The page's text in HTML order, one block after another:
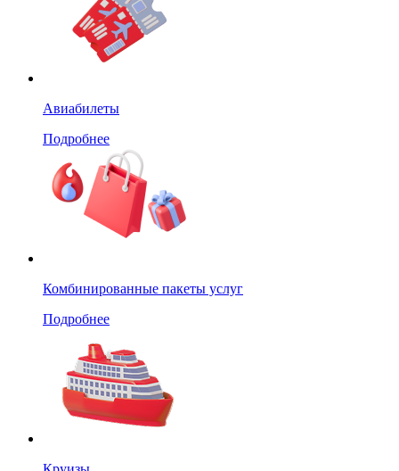
Авиабилеты
Подробнее
Комбинированные пакеты услуг
Подробнее